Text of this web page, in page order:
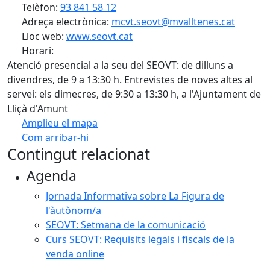
Telèfon: 93 841 58 12
Adreça electrònica: mcvt.seovt@mvalltenes.cat
Lloc web: www.seovt.cat
Horari:
Atenció presencial a la seu del SEOVT: de dilluns a
divendres, de 9 a 13:30 h. Entrevistes de noves altes al
servei: els dimecres, de 9:30 a 13:30 h, a l'Ajuntament de
Lliçà d'Amunt
Amplieu el mapa
Com arribar-hi
+
−
Contingut relacionat
Agenda
Jornada Informativa sobre La Figura de
l'àutònom/a
SEOVT: Setmana de la comunicació
Curs SEOVT: Requisits legals i fiscals de la
venda online